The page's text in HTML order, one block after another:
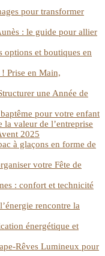
pour transformer
: le guide pour allier
options et boutiques en
Prise en Main,
une Année de
pour votre enfant
valeur de l’entreprise
2025
à glaçons en forme de
votre Fête de
: confort et technicité
rencontre la
énergétique et
Rêves Lumineux pour